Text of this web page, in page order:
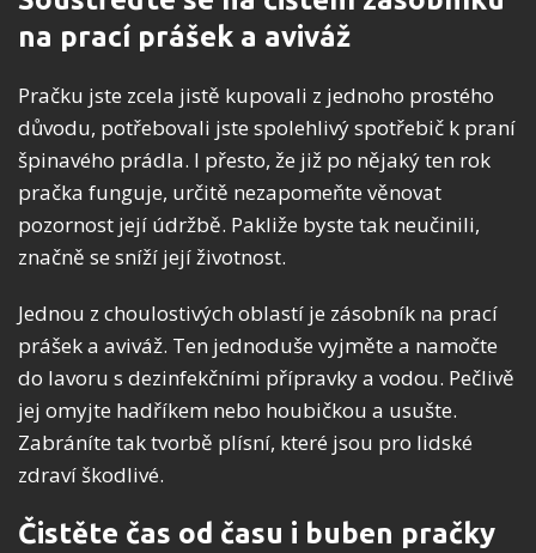
na prací prášek a aviváž
Pračku jste zcela jistě kupovali z jednoho prostého
důvodu, potřebovali jste spolehlivý spotřebič k praní
špinavého prádla. I přesto, že již po nějaký ten rok
pračka funguje, určitě nezapomeňte věnovat
pozornost její údržbě. Pakliže byste tak neučinili,
značně se sníží její životnost.
Jednou z choulostivých oblastí je zásobník na prací
prášek a aviváž. Ten jednoduše vyjměte a namočte
do lavoru s dezinfekčními přípravky a vodou. Pečlivě
jej omyjte hadříkem nebo houbičkou a usušte.
Zabráníte tak tvorbě plísní, které jsou pro lidské
zdraví škodlivé.
Čistěte čas od času i buben pračky